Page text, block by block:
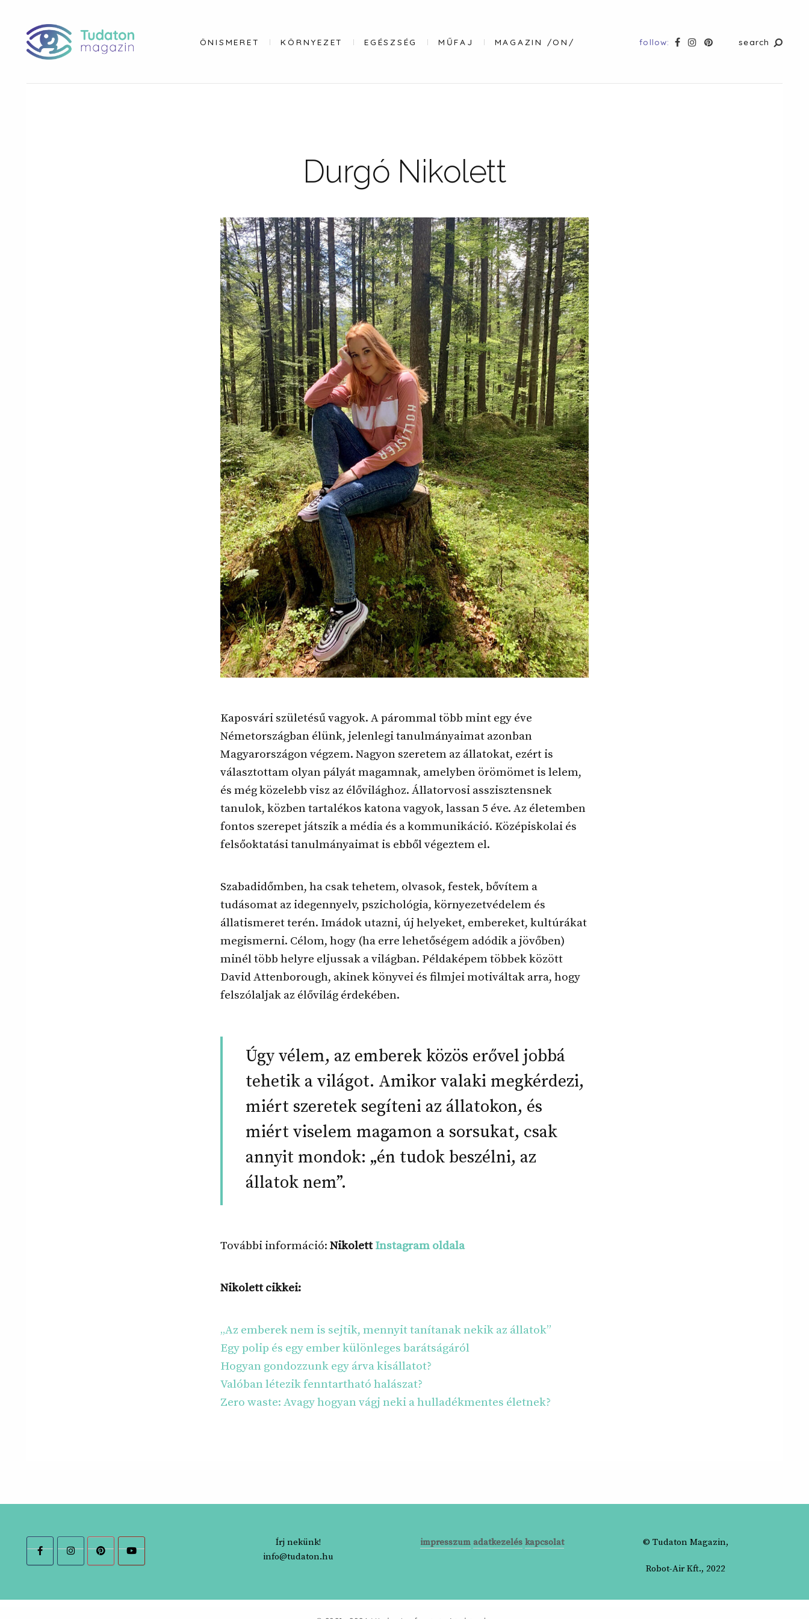
ÖNISMERET KÖRNYEZET EGÉSZSÉG MŰFAJ MAGAZIN /ON/ follow: search
Durgó Nikolett
Kaposvári születésű vagyok. A párommal több mint egy éve
Németországban élünk, jelenlegi tanulmányaimat azonban
Magyarországon végzem. Nagyon szeretem az állatokat, ezért is
választottam olyan pályát magamnak, amelyben örömömet is lelem,
és még közelebb visz az élővilághoz. Állatorvosi asszisztensnek
tanulok, közben tartalékos katona vagyok, lassan 5 éve. Az életemben
fontos szerepet játszik a média és a kommunikáció. Középiskolai és
felsőoktatási tanulmányaimat is ebből végeztem el.
Szabadidőmben, ha csak tehetem, olvasok, festek, bővítem a
tudásomat az idegennyelv, pszichológia, környezetvédelem és
állatismeret terén. Imádok utazni, új helyeket, embereket, kultúrákat
megismerni. Célom, hogy (ha erre lehetőségem adódik a jövőben)
minél több helyre eljussak a világban. Példaképem többek között
David Attenborough, akinek könyvei és filmjei motiváltak arra, hogy
felszólaljak az élővilág érdekében.
Úgy vélem, az emberek közös erővel jobbá
tehetik a világot. Amikor valaki megkérdezi,
miért szeretek segíteni az állatokon, és
miért viselem magamon a sorsukat, csak
annyit mondok: „én tudok beszélni, az
állatok nem”.
További információ: NikolettInstagram oldala
Nikolett cikkei:
„Az emberek nem is sejtik, mennyit tanítanak nekik az állatok”
Egy polip és egy ember különleges barátságáról
Hogyan gondozzunk egy árva kisállatot?
Valóban létezik fenntartható halászat?
Zero waste: Avagy hogyan vágj neki a hulladékmentes életnek?
Írj nekünk!
info@tudaton.hu
impresszum adatkezelés kapcsolat © Tudaton Magazin,
Robot-Air Kft., 2022